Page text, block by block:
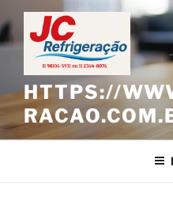
Pular
para
o
conteúdo
HTTPS://